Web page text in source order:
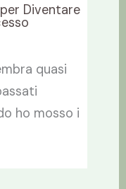
Diventare
quasi
ho mosso i